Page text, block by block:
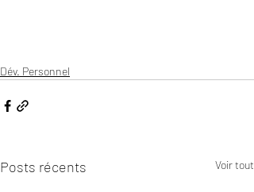
Dév. Personnel
Posts récents Voir tout